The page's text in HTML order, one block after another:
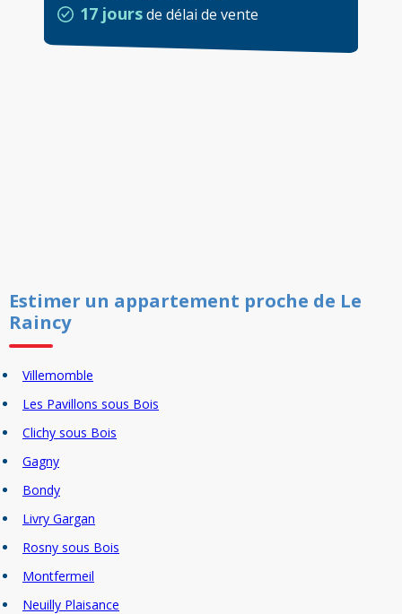
17 joursde délai de vente
Estimer un appartement proche de Le
Raincy
Villemomble
Les Pavillons sous Bois
Clichy sous Bois
Gagny
Bondy
Livry Gargan
Rosny sous Bois
Montfermeil
Neuilly Plaisance